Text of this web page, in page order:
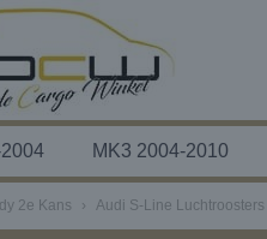
MK3 2004-2010
2e Kans › Audi S-Line